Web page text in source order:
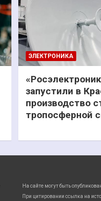
ЭЛЕКТРОНИКА
запустили в
производство
тропосферной
На сайте могут быть
При цитировании ссылка на